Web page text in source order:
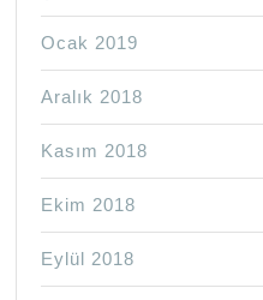
Ocak 2019
Aralık 2018
Kasım 2018
Ekim 2018
Eylül 2018